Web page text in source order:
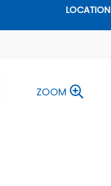
LOCATION
ZOOM